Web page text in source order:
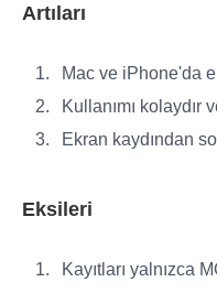
Artıları
Mac ve iPhone'da
Kullanımı kolaydır
Ekran kaydından
Eksileri
Kayıtları yalnızca